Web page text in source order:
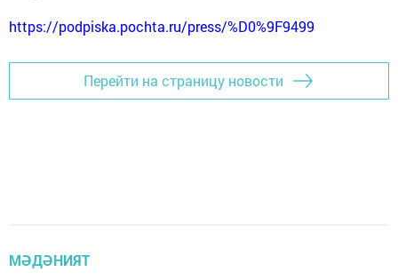
https://podpiska.pochta.ru/press/%D0%9F9499
Перейти на страницу новости
МӘДӘНИЯТ